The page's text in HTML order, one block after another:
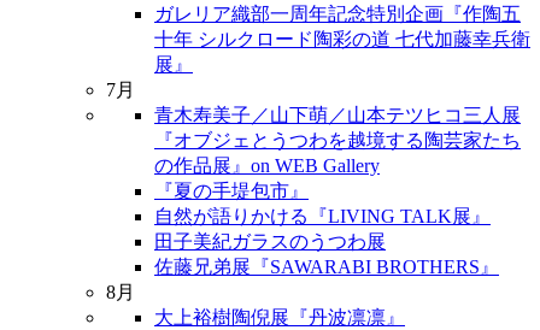
ガレリア織部一周年記念特別企画『作陶五
十年 シルクロード陶彩の道 七代加藤幸兵衛
展』
7月
青木寿美子／山下萌／山本テツヒコ三人展
『オブジェとうつわを越境する陶芸家たち
の作品展』on WEB Gallery
『夏の手堤包市』
自然が語りかける『LIVING TALK展』
田子美紀ガラスのうつわ展
佐藤兄弟展『SAWARABI BROTHERS』
8月
大上裕樹陶倪展『丹波凛凛』